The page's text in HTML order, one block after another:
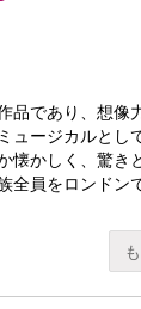
品であり、想像
ュージカルとし
懐かしく、驚き
全員をロンドン